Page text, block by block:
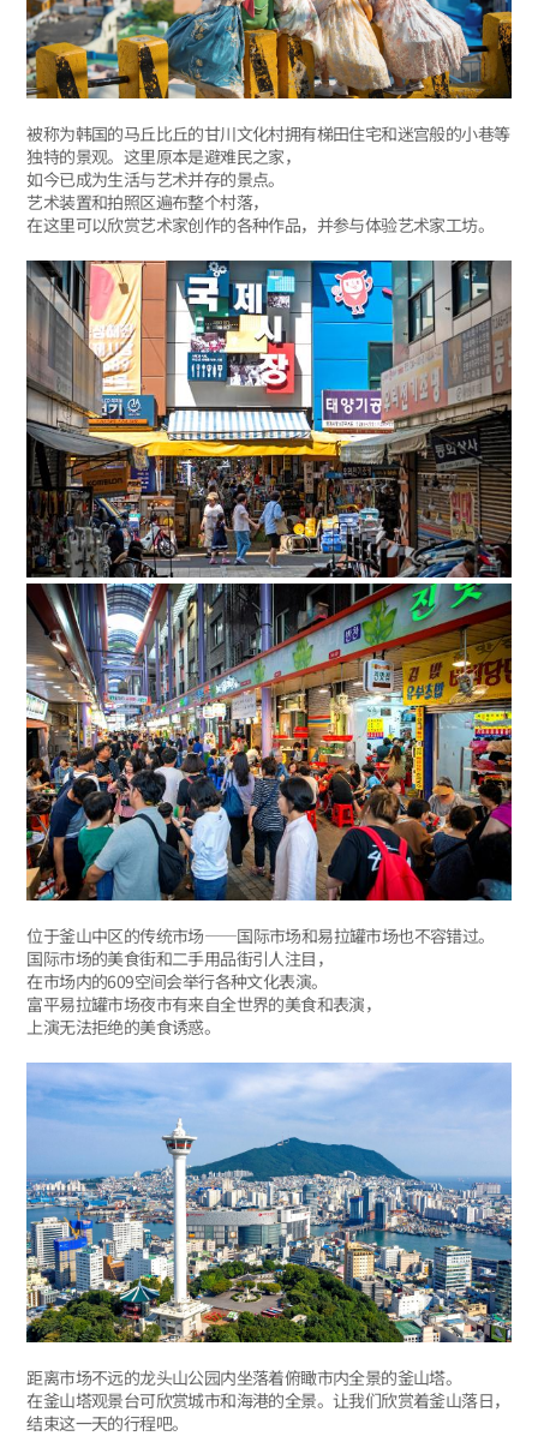
被称为韩国的马丘比丘的甘川文化村拥有梯田住宅和迷宫般的小巷等
独特的景观。这里原本是避难民之家，
如今已成为生活与艺术并存的景点。
艺术装置和拍照区遍布整个村落，
在这里可以欣赏艺术家创作的各种作品，并参与体验艺术家工坊。
位于釜山中区的传统市场——国际市场和易拉罐市场也不容错过。
国际市场的美食街和二手用品街引人注目，
在市场内的609空间会举行各种文化表演。
富平易拉罐市场夜市有来自全世界的美食和表演，
上演无法拒绝的美食诱惑。
距离市场不远的龙头山公园内坐落着俯瞰市内全景的釜山塔。
在釜山塔观景台可欣赏城市和海港的全景。让我们欣赏着釜山落日，
结束这一天的行程吧。